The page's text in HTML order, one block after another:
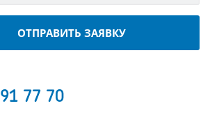
ОТПРАВИТЬ ЗАЯВКУ
91 77 70